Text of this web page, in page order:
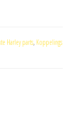
Harley parts, Koppelings